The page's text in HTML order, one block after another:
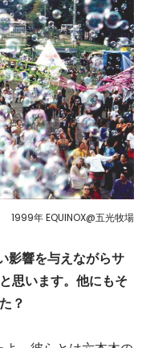
1999年 EQUINOX@五光牧場
影響を与えながらサ
思います。他にもそ
？